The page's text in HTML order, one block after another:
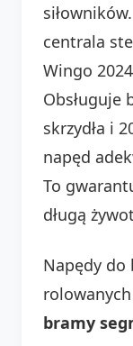
centrala
Wingo
Obsługuje
skrzydła i
napęd
To
długą
Napędy do
rolowanych
bramy